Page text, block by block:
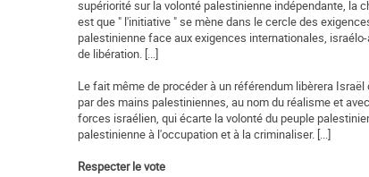
supériorité sur la volonté palestinienne indépendante, la
est que " l'initiative " se mène dans le cercle des
palestinienne face aux exigences internationales,
de libération. [...]
Le fait même de procéder à un référendum libèrera
par des mains palestiniennes, au nom du réalisme et
forces israélien, qui écarte la volonté du peuple
palestinienne à l'occupation et à la criminaliser. [...]
Respecter le vote